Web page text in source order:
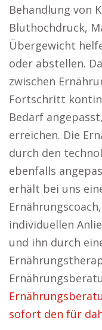
Behandlung von
Bluthochdruck,
Übergewicht
oder abstellen.
zwischen
Fortschritt
Bedarf
erreichen. Die
durch den
ebenfalls
erhält bei uns
individuellen
und ihn durch
sofort den für